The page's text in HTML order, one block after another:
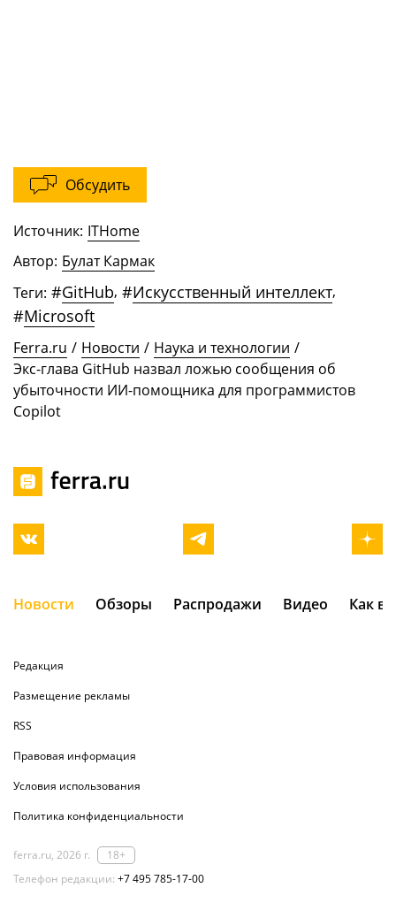
Обсудить
Источник: ITHome
Автор: Булат Кармак
Теги: #GitHub, #Искусственный интеллект,
#Microsoft
Ferra.ru / Новости / Наука и технологии /
Экс-глава GitHub назвал ложью сообщения об
убыточности ИИ-помощника для программистов
Copilot
Новости Обзоры Распродажи Видео Как
Редакция
Размещение рекламы
RSS
Правовая информация
Условия использования
Политика конфиденциальности
ferra.ru, 2026 г.
18+
Телефон редакции: +7 495 785-17-00